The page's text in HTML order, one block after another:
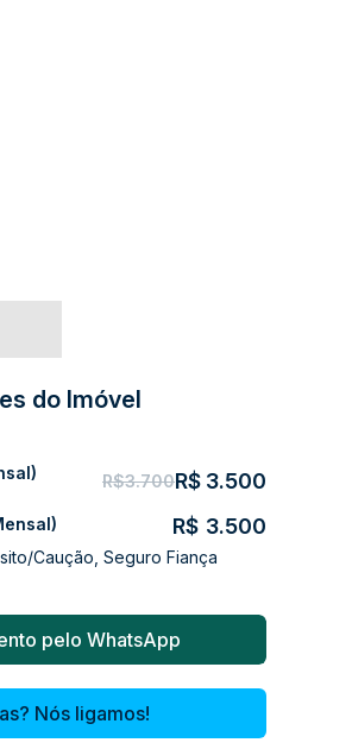
do Imóvel
R$3.700R$ 3.500
Caução, Seguro Fiança
R$ 3.500
pelo WhatsApp
Nós ligamos!